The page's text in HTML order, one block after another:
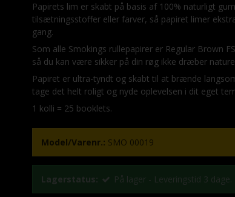
Papirets lim er skabt på basis af 100% naturligt
tilsætningsstoffer eller farver, så papiret limer
gang.
Som alle Smokings rullepapirer er Regular Brown
så du kan være sikker på din røg ikke dræber
Papiret er ultra-tyndt og skabt til at brænde
tage det helt roligt og nyde oplevelsen i dit eget
1 kolli = 25 booklets.
Model/Varenr.: SMO 00019
Lagerstatus: På lager - Leveringstid 3 dage.